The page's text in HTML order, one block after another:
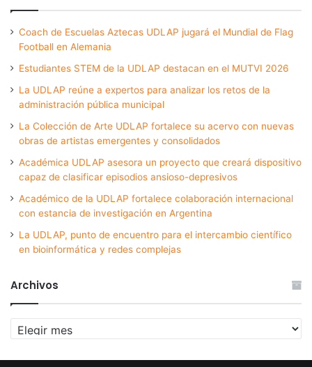
Coach de Escuelas Aztecas UDLAP jugará el Mundial de Flag
Football en Alemania
Estudiantes STEM de la UDLAP destacan en el MUTVI 2026
La UDLAP reúne a expertos para analizar los retos de la
administración pública municipal
La Colección de Arte UDLAP fortalece su acervo con nuevas
obras de artistas emergentes y consolidados
Académica UDLAP asesora un proyecto que creará dispositivo
capaz de clasificar episodios ansioso-depresivos
Académico de la UDLAP fortalece colaboración internacional
con estancia de investigación en Argentina
La UDLAP, punto de encuentro para el intercambio científico
en bioinformática y redes complejas
Archivos
Archivos